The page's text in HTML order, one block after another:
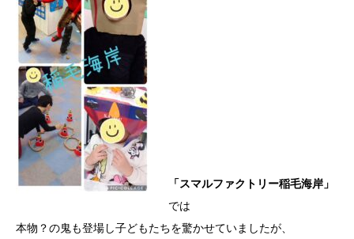
「スマルファクトリー稲毛海岸」
では
本物？の鬼も登場し子どもたちを驚かせていましたが、